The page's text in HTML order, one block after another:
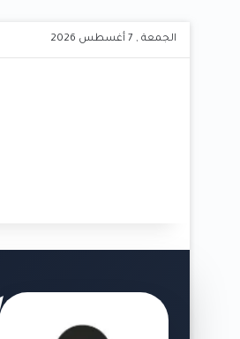
الجمعة , 7 أغسطس 2026